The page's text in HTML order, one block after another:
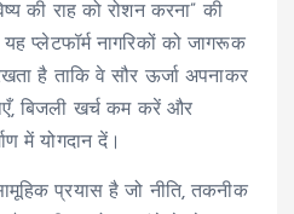
की राह को रोशन करना” की
प्लेटफॉर्म नागरिकों को जागरूक
है ताकि वे सौर ऊर्जा अपनाकर
बिजली खर्च कम करें और
में योगदान दें।
प्रयास है जो नीति, तकनीक